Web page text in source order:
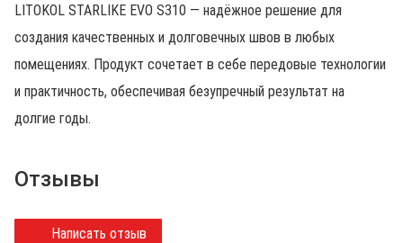
LITOKOL STARLIKE EVO S310 — надёжное решение для
создания качественных и долговечных швов в любых
помещениях. Продукт сочетает в себе передовые технологии
и практичность, обеспечивая безупречный результат на
долгие годы.
Отзывы
Написать отзыв